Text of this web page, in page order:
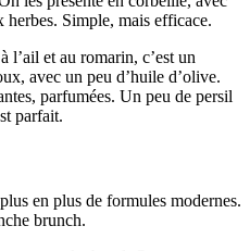
herbes. Simple, mais efficace.
l’ail et au romarin, c’est un
avec un peu d’huile d’olive.
parfumées. Un peu de persil
parfait.
en plus de formules modernes.
brunch.